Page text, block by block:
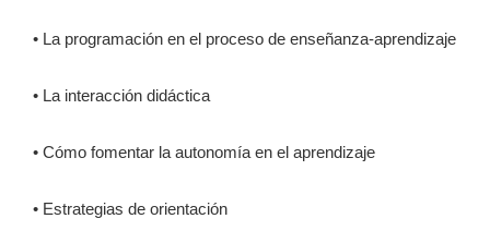
• La programación en el proceso de enseñanza-aprendizaje
• La interacción didáctica
• Cómo fomentar la autonomía en el aprendizaje
• Estrategias de orientación